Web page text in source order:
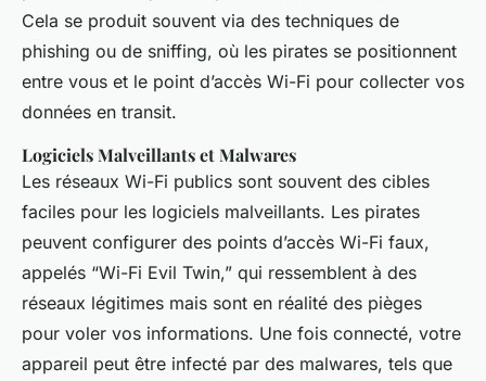
Cela se produit souvent via des techniques de
phishing ou de sniffing, où les pirates se positionnent
entre vous et le point d’accès Wi-Fi pour collecter vos
données en transit.
Logiciels Malveillants et Malwares
Les réseaux Wi-Fi publics sont souvent des cibles
faciles pour les logiciels malveillants. Les pirates
peuvent configurer des points d’accès Wi-Fi faux,
appelés “Wi-Fi Evil Twin,” qui ressemblent à des
réseaux légitimes mais sont en réalité des pièges
pour voler vos informations. Une fois connecté, votre
appareil peut être infecté par des malwares, tels que